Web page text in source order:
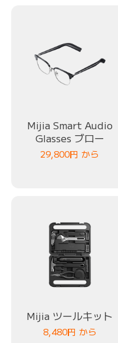
Mijia Smart Audio
Glasses ブロー
29,800円 から
Mijia ツールキット
8,480円 から